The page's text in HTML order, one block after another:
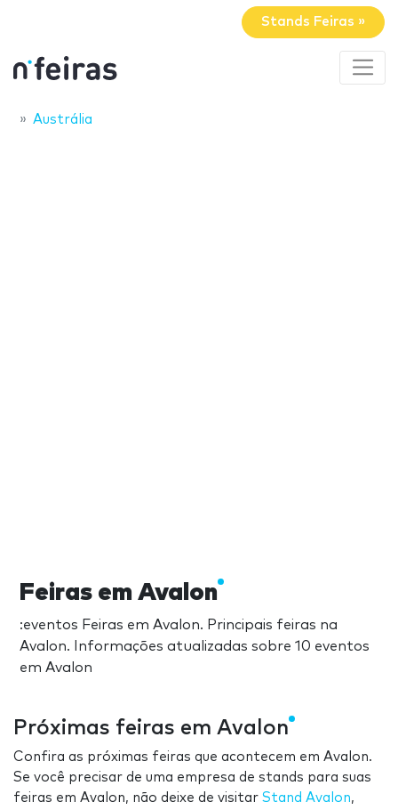
Stands Feiras »
Austrália
Feiras em Avalon
:eventos Feiras em Avalon. Principais feiras na
Avalon. Informações atualizadas sobre 10 eventos
em Avalon
Próximas feiras em Avalon
Confira as próximas feiras que acontecem em Avalon.
Se você precisar de uma empresa de stands para suas
feiras em Avalon, não deixe de visitar Stand Avalon,